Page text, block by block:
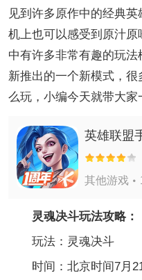
见到许多原作中的经典
机上也可以感受到原汁
中有许多非常有趣的玩
新推出的一个新模式，
么玩，小编今天就带大家
英雄联盟
其他游戏
灵魂决斗玩法攻略：
玩法：灵魂决斗
时间：北京时间7月21